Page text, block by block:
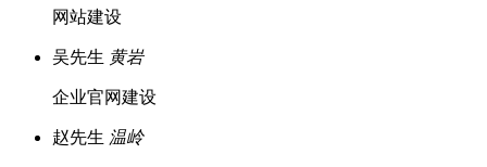
网站建设
吴先生 黄岩
企业官网建设
赵先生 温岭